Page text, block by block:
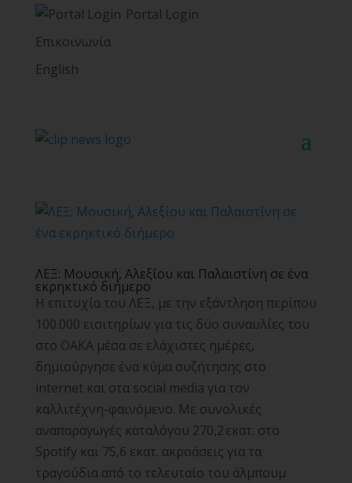
Portal Login
Επικοινωνία
English
ΛΕΞ: Μουσική, Αλεξίου και Παλαιστίνη σε ένα
εκρηκτικό διήμερο
Η επιτυχία του ΛΕΞ, με την εξάντληση περίπου
100.000 εισιτηρίων για τις δύο συναυλίες του
στο ΟΑΚΑ μέσα σε ελάχιστες ημέρες,
δημιούργησε ένα κύμα συζήτησης στο
internet και στα social media για τον
καλλιτέχνη-φαινόμενο. Με συνολικές
αναπαραγωγές καταλόγου 270,2 εκατ. στο
Spotify και 75,6 εκατ. ακροάσεις για τα
τραγούδια από το τελευταίο του άλμπουμ